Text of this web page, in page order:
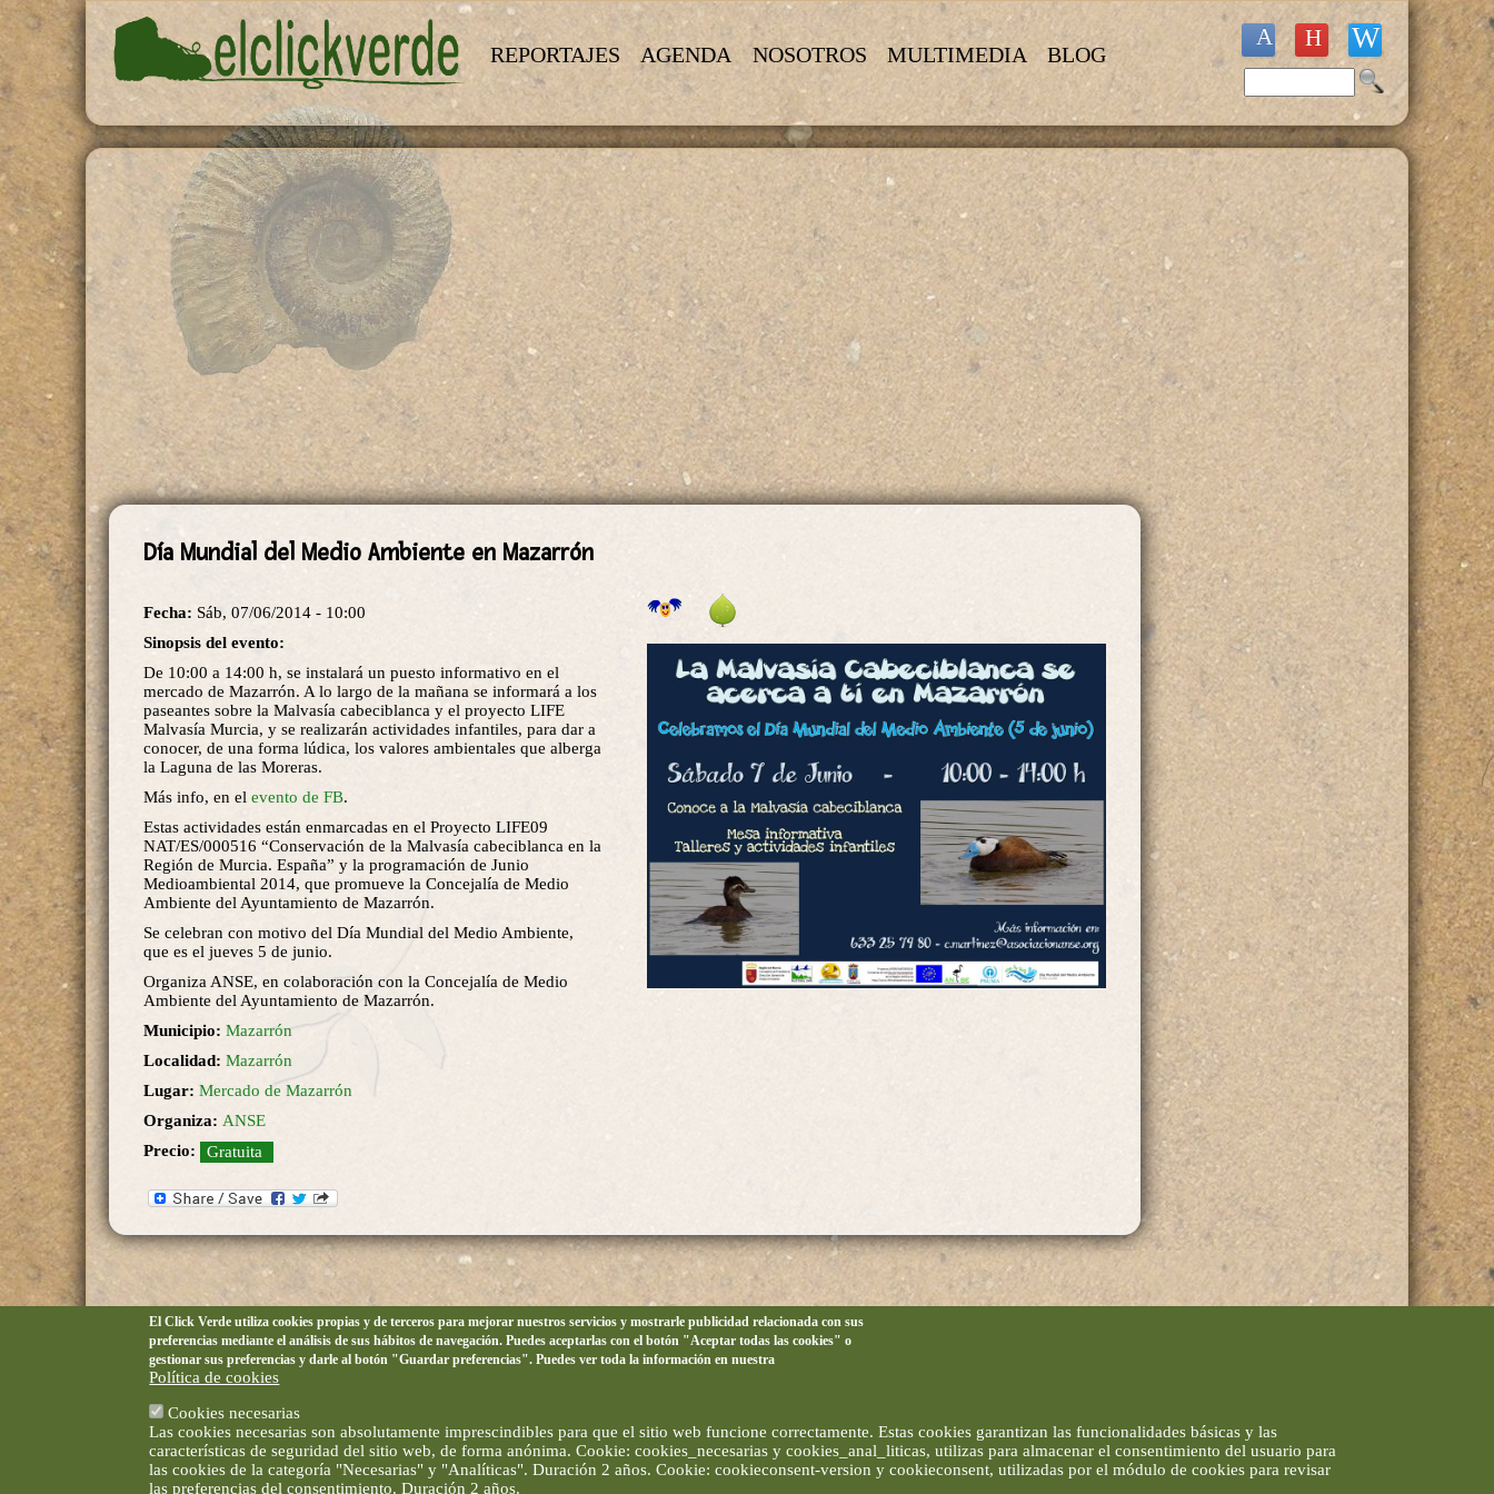
Pasar al contenido principal
REPORTAJES AGENDA NOSOTROS MULTIMEDIA BLOG
Formulario de búsqueda
Día Mundial del Medio Ambiente en Mazarrón
Fecha: Sáb, 07/06/2014 - 10:00
Sinopsis del evento:
De 10:00 a 14:00 h, se instalará un puesto informativo en el
mercado de Mazarrón. A lo largo de la mañana se informará a los
paseantes sobre la Malvasía cabeciblanca y el proyecto LIFE
Malvasía Murcia, y se realizarán actividades infantiles, para dar a
conocer, de una forma lúdica, los valores ambientales que alberga
la Laguna de las Moreras.
Más info, en el evento de FB.
Estas actividades están enmarcadas en el Proyecto LIFE09
NAT/ES/000516 “Conservación de la Malvasía cabeciblanca en la
Región de Murcia. España” y la programación de Junio
Medioambiental 2014, que promueve la Concejalía de Medio
Ambiente del Ayuntamiento de Mazarrón.
Se celebran con motivo del Día Mundial del Medio Ambiente,
que es el jueves 5 de junio.
Organiza ANSE, en colaboración con la Concejalía de Medio
Ambiente del Ayuntamiento de Mazarrón.
Municipio: Mazarrón
Localidad: Mazarrón
Lugar: Mercado de Mazarrón
Organiza: ANSE
Precio:
Gratuita
El Click Verde utiliza cookies propias y de terceros para mejorar nuestros servicios y mostrarle publicidad relacionada con sus
preferencias mediante el análisis de sus hábitos de navegación. Puedes aceptarlas con el botón "Aceptar todas las cookies" o
gestionar sus preferencias y darle al botón "Guardar preferencias". Puedes ver toda la información en nuestra
Política de cookies
Cookies necesarias
Las cookies necesarias son absolutamente imprescindibles para que el sitio web funcione correctamente. Estas cookies garantizan las funcionalidades básicas y las
características de seguridad del sitio web, de forma anónima. Cookie: cookies_necesarias y cookies_anal_liticas, utilizas para almacenar el consentimiento del usuario para
las cookies de la categoría "Necesarias" y "Analíticas". Duración 2 años. Cookie: cookieconsent-version y cookieconsent, utilizadas por el módulo de cookies para revisar
las preferencias del consentimiento. Duración 2 años.